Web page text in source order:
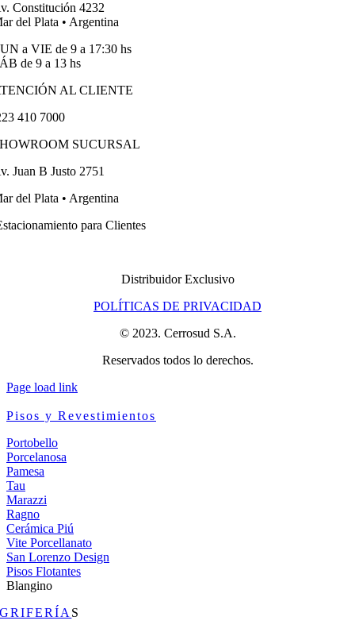
Constitución 4232
del Plata • Argentina
a VIE de 9 a 17:30 hs
de 9 a 13 hs
AL CLIENTE
410 7000
SUCURSAL
Juan B Justo 2751
del Plata • Argentina
para Clientes
Distribuidor Exclusivo
POLÍTICAS DE PRIVACIDAD
© 2023. Cerrosud S.A.
Reservados todos lo derechos.
Page load link
Pisos y Revestimientos
Portobello
Porcelanosa
Pamesa
Tau
Marazzi
Ragno
Cerámica Piú
Vite Porcellanato
San Lorenzo Design
Pisos Flotantes
Blangino
GRIFERÍA S